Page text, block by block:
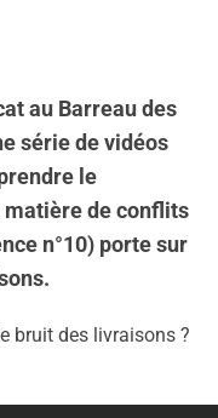
au Barreau des
série de vidéos
le
de conflits
n°10) porte sur
.
bruit des livraisons ?